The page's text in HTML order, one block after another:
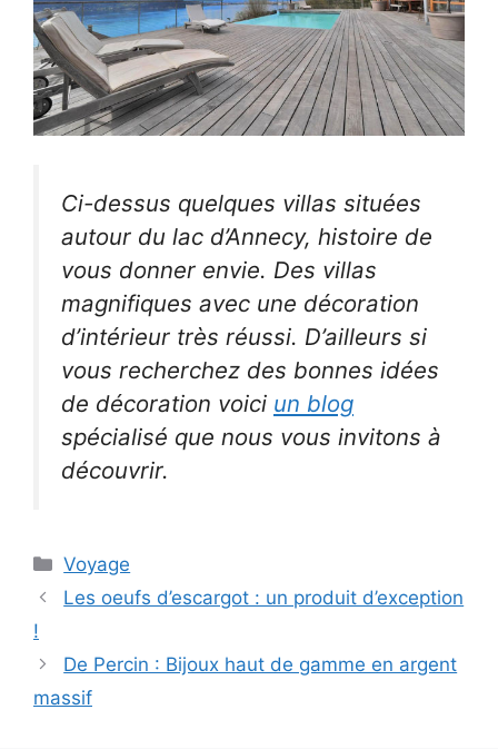
Ci-dessus quelques villas situées
autour du lac d’Annecy, histoire de
vous donner envie. Des villas
magnifiques avec une décoration
d’intérieur très réussi. D’ailleurs si
vous recherchez des bonnes idées
de décoration voici un blog
spécialisé que nous vous invitons à
découvrir.
Catégories
Voyage
Les oeufs d’escargot : un produit d’exception
!
De Percin : Bijoux haut de gamme en argent
massif